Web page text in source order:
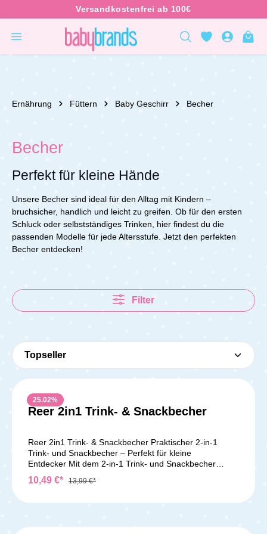
Ernährung Füttern Baby Geschirr Becher
Becher
Perfekt für kleine Hände
Unsere Becher sind ideal für den Alltag mit Kindern –
bruchsicher, handlich und leicht zu greifen. Ob für den ersten
Schluck oder selbstständiges Trinken, hier findest du die
passenden Modelle für jede Altersstufe. Jetzt den perfekten
Becher entdecken!
Filter
25.02%
Reer 2in1 Trink- & Snackbecher
Reer 2in1 Trink- & Snackbecher Praktischer 2-in-1
Trink- und Snackbecher – Perfekt für kleine
Entdecker Mit dem 2-in-1 Trink- und Snackbecher
machst Du Deinem Kind den Alltag einfacher und
förderst gleichzeitig seine Selbstständigkeit. Dieser
in einem Becher Der Becher ist mit einem
10,49 €* 13,99 €*